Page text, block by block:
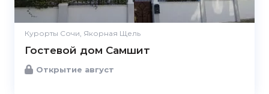
Курорты Сочи, Якорная Щель
Гостевой дом Самшит
Открытие август